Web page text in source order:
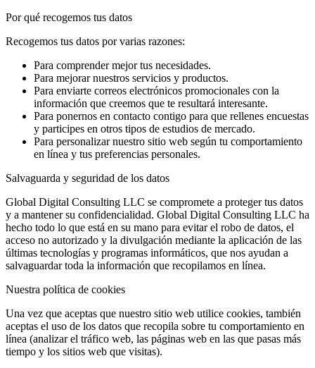
Por qué recogemos tus datos
Recogemos tus datos por varias razones:
Para comprender mejor tus necesidades.
Para mejorar nuestros servicios y productos.
Para enviarte correos electrónicos promocionales con la
información que creemos que te resultará interesante.
Para ponernos en contacto contigo para que rellenes encuestas
y participes en otros tipos de estudios de mercado.
Para personalizar nuestro sitio web según tu comportamiento
en línea y tus preferencias personales.
Salvaguarda y seguridad de los datos
Global Digital Consulting LLC se compromete a proteger tus datos
y a mantener su confidencialidad. Global Digital Consulting LLC ha
hecho todo lo que está en su mano para evitar el robo de datos, el
acceso no autorizado y la divulgación mediante la aplicación de las
últimas tecnologías y programas informáticos, que nos ayudan a
salvaguardar toda la información que recopilamos en línea.
Nuestra política de cookies
Una vez que aceptas que nuestro sitio web utilice cookies, también
aceptas el uso de los datos que recopila sobre tu comportamiento en
línea (analizar el tráfico web, las páginas web en las que pasas más
tiempo y los sitios web que visitas).